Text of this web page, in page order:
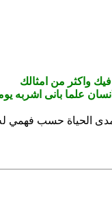
واكثر من امثالك
علما بانى اشربه
مدى الحياة حسب فهمي